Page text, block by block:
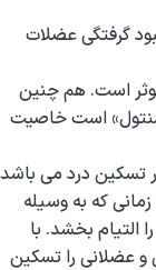
گرفتگی عضلات
است. هم چنین
است خاصیت
تسکین درد می باشد
که به وسیله
التیام بخشد. با
عضلانی را تسکین